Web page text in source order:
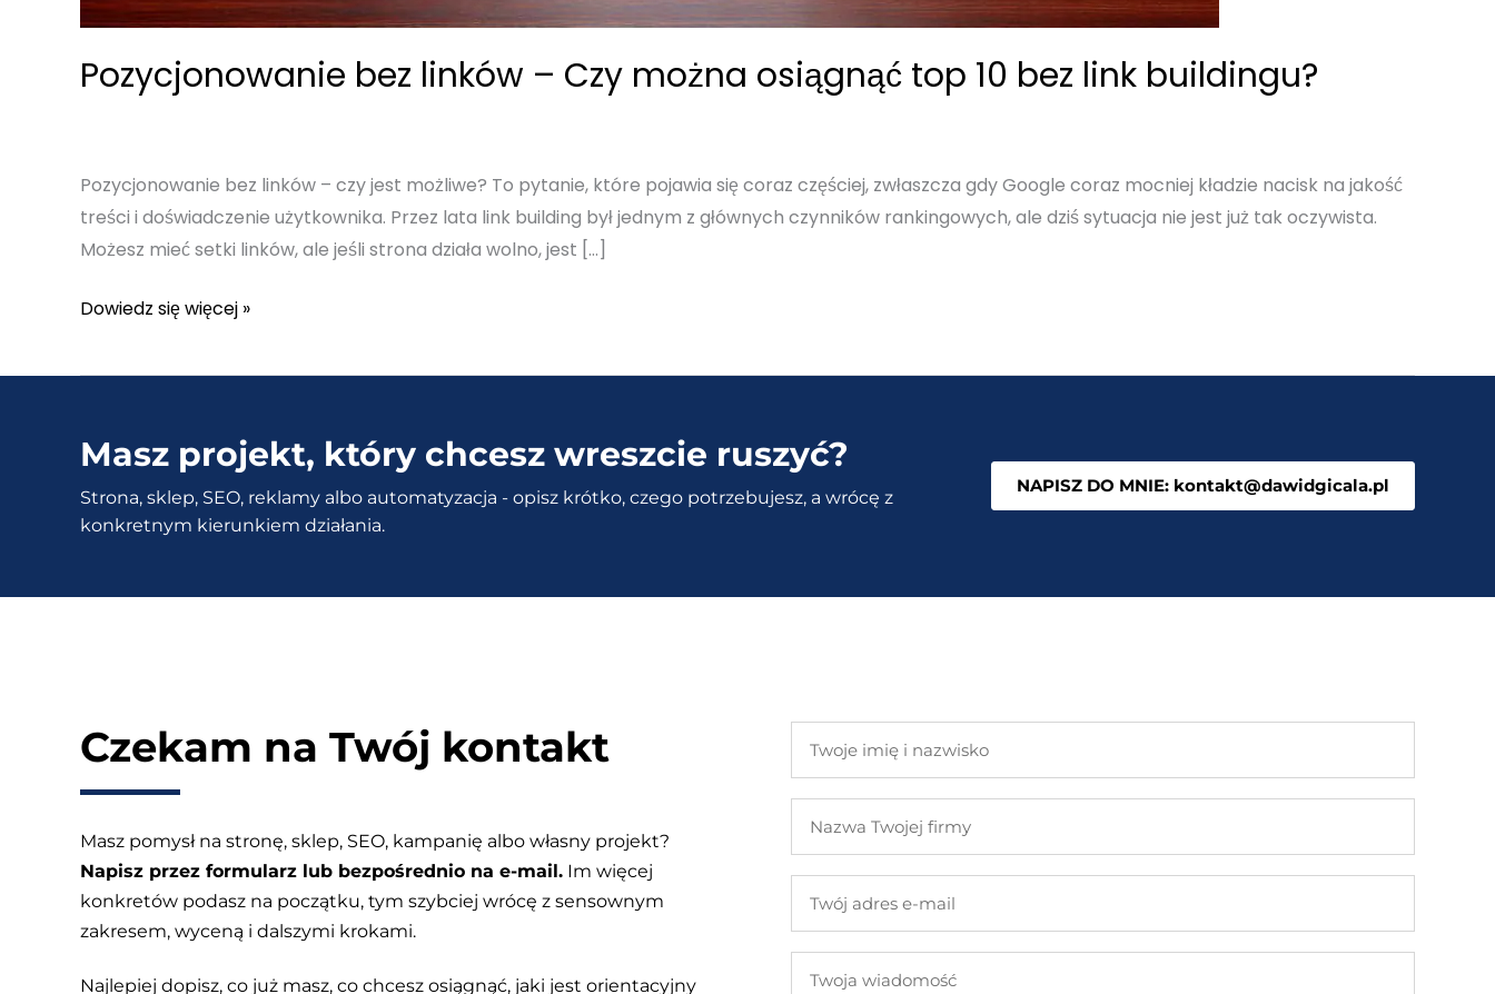
Pozycjonowanie bez linków – Czy można osiągnąć top 10 bez link buildingu?
Pozycjonowanie bez linków – czy jest możliwe? To pytanie, które pojawia się coraz częściej, zwłaszcza gdy Google coraz mocniej kładzie nacisk na jakość
treści i doświadczenie użytkownika. Przez lata link building był jednym z głównych czynników rankingowych, ale dziś sytuacja nie jest już tak oczywista.
Możesz mieć setki linków, ale jeśli strona działa wolno, jest […]
Pozycjonowanie
linków
Czy
można
osiągnąć
top
bez
Dowiedz się więcej »
Masz projekt, który chcesz wreszcie ruszyć?
Strona, sklep, SEO, reklamy albo automatyzacja - opisz krótko, czego potrzebujesz, a wrócę z
konkretnym kierunkiem działania.
NAPISZ DO MNIE: kontakt@dawidgicala.pl
Czekam na Twój kontakt
Masz pomysł na stronę, sklep, SEO, kampanię albo własny projekt?
Napisz przez formularz lub bezpośrednio na e-mail. Im więcej
konkretów podasz na początku, tym szybciej wrócę z sensownym
zakresem, wyceną i dalszymi krokami.
Najlepiej dopisz, co już masz, co chcesz osiągnąć, jaki jest orientacyjny
imię
nazwisko
Twojej
adres
mail